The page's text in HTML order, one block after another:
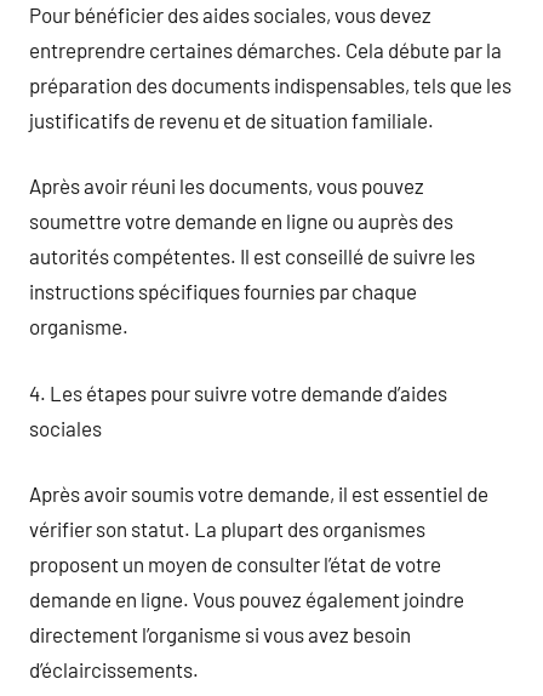
Pour bénéficier des aides sociales, vous devez
entreprendre certaines démarches. Cela débute par la
préparation des documents indispensables, tels que les
justificatifs de revenu et de situation familiale.
Après avoir réuni les documents, vous pouvez
soumettre votre demande en ligne ou auprès des
autorités compétentes. Il est conseillé de suivre les
instructions spécifiques fournies par chaque
organisme.
4. Les étapes pour suivre votre demande d’aides
sociales
Après avoir soumis votre demande, il est essentiel de
vérifier son statut. La plupart des organismes
proposent un moyen de consulter l’état de votre
demande en ligne. Vous pouvez également joindre
directement l’organisme si vous avez besoin
d’éclaircissements.